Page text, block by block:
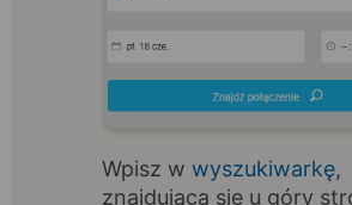
Wpisz w wyszukiwarkę,
znajdującą się u góry